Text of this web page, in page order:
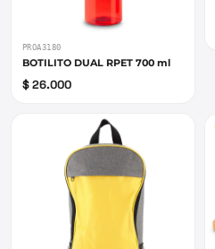
PROA3180
BOTILITO DUAL RPET 700 ml
$ 26.000